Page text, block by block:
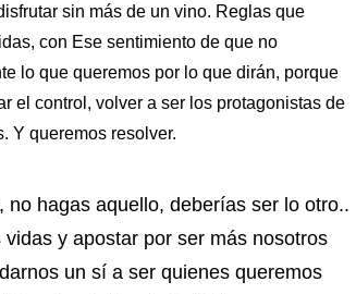
sin más de un vino. Reglas que
con Ese sentimiento de que no
lo que queremos por lo que dirán, porque
el control, volver a ser los protagonistas de
Y queremos resolver.
no hagas aquello, deberías ser lo otro..
y apostar por ser más nosotros
un sí a ser quienes queremos